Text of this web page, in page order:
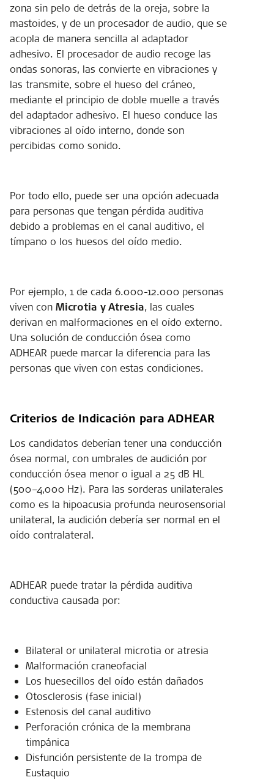
zona sin pelo de detrás de la oreja, sobre la
mastoides, y de un procesador de audio, que se
acopla de manera sencilla al adaptador
adhesivo. El procesador de audio recoge las
ondas sonoras, las convierte en vibraciones y
las transmite, sobre el hueso del cráneo,
mediante el principio de doble muelle a través
del adaptador adhesivo. El hueso conduce las
vibraciones al oído interno, donde son
percibidas como sonido.
Por todo ello, puede ser una opción adecuada
para personas que tengan pérdida auditiva
debido a problemas en el canal auditivo, el
tímpano o los huesos del oído medio.
Por ejemplo, 1 de cada 6.000-12.000 personas
viven con Microtia y Atresia, las cuales
derivan en malformaciones en el oído externo.
Una solución de conducción ósea como
ADHEAR puede marcar la diferencia para las
personas que viven con estas condiciones.
Criterios de Indicación para ADHEAR
Los candidatos deberían tener una conducción
ósea normal, con umbrales de audición por
conducción ósea menor o igual a 25 dB HL
(500–4,000 Hz). Para las sorderas unilaterales
como es la hipoacusia profunda neurosensorial
unilateral, la audición debería ser normal en el
oído contralateral.
ADHEAR puede tratar la pérdida auditiva
conductiva causada por:
Bilateral or unilateral microtia or atresia
Malformación craneofacial
Los huesecillos del oído están dañados
Otosclerosis (fase inicial)
Estenosis del canal auditivo
Perforación crónica de la membrana
timpánica
Disfunción persistente de la trompa de
Eustaquio